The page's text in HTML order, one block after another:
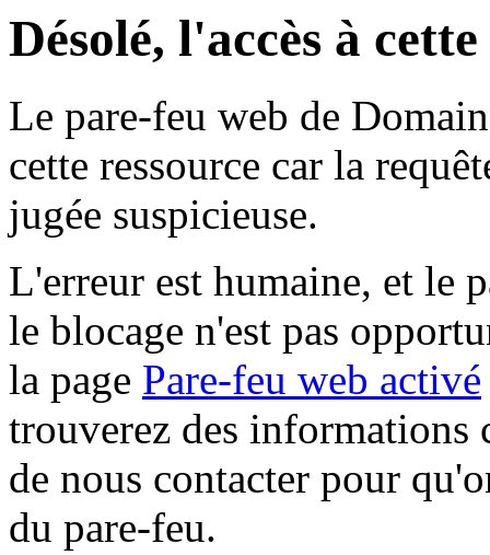
Désolé, l'accès à
Le pare-feu web de
cette ressource car la
jugée suspicieuse.
L'erreur est humaine, et le
le blocage n'est pas
la page Pare-feu web activé
trouverez des informations
de nous contacter pour
du pare-feu.